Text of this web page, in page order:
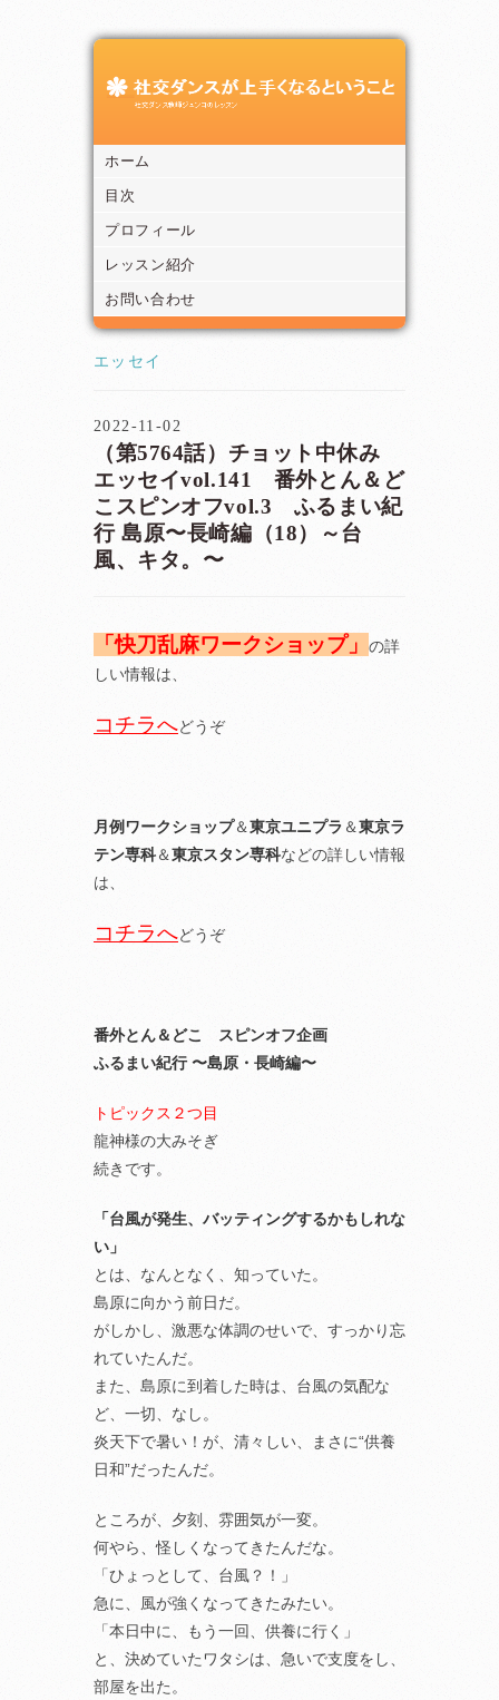
ホーム
目次
プロフィール
レッスン紹介
お問い合わせ
エッセイ
2022-11-02
（第5764話）チョット中休み
エッセイvol.141 番外とん＆ど
こスピンオフvol.3 ふるまい紀
行 島原〜長崎編（18）～台
風、キタ。〜
「快刀乱麻ワークショップ」
の詳
しい情報は、
コチラへどうぞ
月例ワークショップ＆東京ユニプラ ＆東京ラ
テン専科＆東京スタン専科などの詳しい情報
は、
コチラへどうぞ
番外とん＆どこ スピンオフ企画
ふるまい紀行 〜島原・長崎編〜
トピックス２つ目
龍神様の大みそぎ
続きです。
「台風が発生、バッティングするかもしれな
い」
とは、なんとなく、知っていた。
島原に向かう前日だ。
がしかし、激悪な体調のせいで、すっかり忘
れていたんだ。
また、島原に到着した時は、台風の気配な
ど、一切、なし。
炎天下で暑い！が、清々しい、まさに“供養
日和”だったんだ。
ところが、夕刻、雰囲気が一変。
何やら、怪しくなってきたんだな。
「ひょっとして、台風？！」
急に、風が強くなってきたみたい。
「本日中に、もう一回、供養に行く」
と、決めていたワタシは、急いで支度をし、
部屋を出た。